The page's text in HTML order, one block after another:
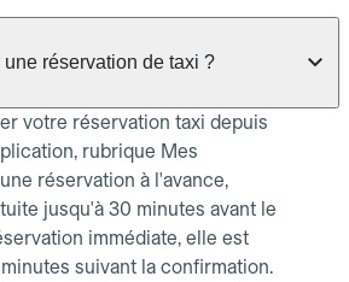
réservation de taxi ?
votre réservation taxi depuis
rubrique Mes
réservation à l'avance,
jusqu'à 30 minutes avant le
immédiate, elle est
suivant la confirmation.